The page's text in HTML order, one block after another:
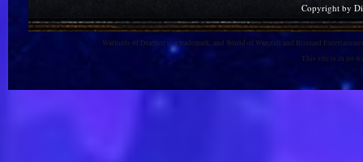
Copyright by
Warlords of Draenor is a trademark, and World of Warcraft and Blizzard
This site is in no